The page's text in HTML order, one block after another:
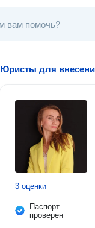
Юристы для
3 оценки
Паспорт
проверен